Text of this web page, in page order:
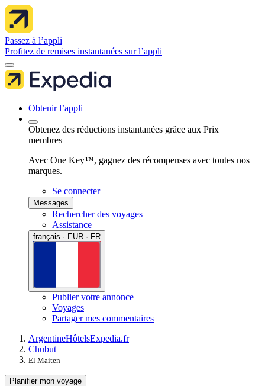
Passez à l’appli
Profitez de remises instantanées sur l’appli
Obtenir l’appli
Obtenez des réductions instantanées grâce aux Prix
membres
Avec One Key™, gagnez des récompenses avec toutes nos
marques.
Se connecter
Messages
Rechercher des voyages
Assistance
français · EUR · FR
Publier votre annonce
Voyages
Partager mes commentaires
ArgentineHôtelsExpedia.fr
Chubut
El Maiten
Planifier mon voyage